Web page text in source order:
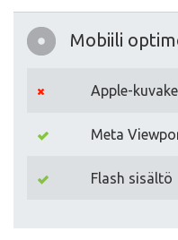
Mobiili
Apple-kuvake
Meta
Flash sisältö